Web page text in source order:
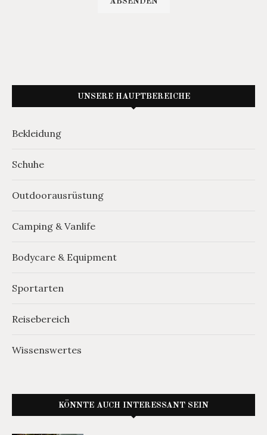
UNSERE HAUPTBEREICHE
Bekleidung
Schuhe
Outdoorausrüstung
Camping & Vanlife
Bodycare & Equipment
Sportarten
Reisebereich
Wissenswertes
KÖNNTE AUCH INTERESSANT SEIN